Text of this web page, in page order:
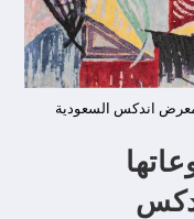
اندكس السعودية